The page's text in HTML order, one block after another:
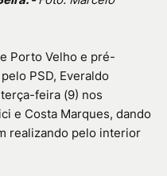
Porto Velho e pré-
PSD, Everaldo
feira (9) nos
e Costa Marques, dando
realizando pelo interior